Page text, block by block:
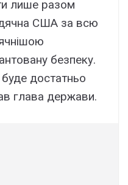
лише разом
США за всю
безпеку.
достатньо
глава держави.